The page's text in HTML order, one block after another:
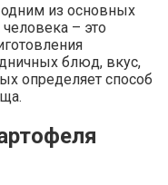
из основных
– это
блюд, вкус,
определяет способ